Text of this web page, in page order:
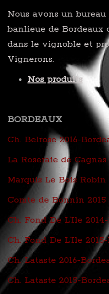
Nous avons un
banlieue de Bordeaux
dans le vignoble et
Vignerons.
Nos produits
BORDEAUX
Ch. Belrose 2016-
La Roseraie de
Marquis Le Bois Robin
Comte de Bonnin
Ch. Fond De L’Ile
Ch. Fond De L’Ile
Ch. Lataste 2016-
Ch. Lataste 2015-